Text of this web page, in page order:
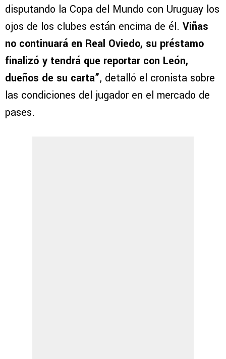
disputando la Copa del Mundo con Uruguay los
ojos de los clubes están encima de él. Viñas
no continuará en Real Oviedo, su préstamo
finalizó y tendrá que reportar con León,
dueños de su carta”, detalló el cronista sobre
las condiciones del jugador en el mercado de
pases.